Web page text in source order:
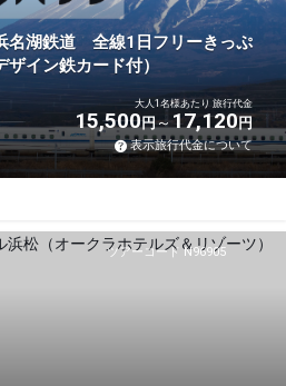
名湖鉄道 全線1日フリーきっぷ
ザイン鉄カード付）
大人1名様あたり 旅行代金
15,500円 17,120円
表示旅行代金について
ツアーコード N96905